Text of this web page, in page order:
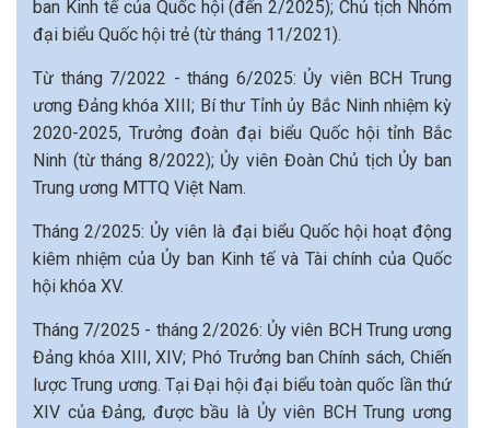
ban Kinh tế của Quốc hội (đến 2/2025); Chủ tịch Nhóm
đại biểu Quốc hội trẻ (từ tháng 11/2021).
Từ tháng 7/2022 - tháng 6/2025: Ủy viên BCH Trung
ương Đảng khóa XIII; Bí thư Tỉnh ủy Bắc Ninh nhiệm kỳ
2020-2025, Trưởng đoàn đại biểu Quốc hội tỉnh Bắc
Ninh (từ tháng 8/2022); Ủy viên Đoàn Chủ tịch Ủy ban
Trung ương MTTQ Việt Nam.
Tháng 2/2025: Ủy viên là đại biểu Quốc hội hoạt động
kiêm nhiệm của Ủy ban Kinh tế và Tài chính của Quốc
hội khóa XV.
Tháng 7/2025 - tháng 2/2026: Ủy viên BCH Trung ương
Đảng khóa XIII, XIV; Phó Trưởng ban Chính sách, Chiến
lược Trung ương. Tại Đại hội đại biểu toàn quốc lần thứ
XIV của Đảng, được bầu là Ủy viên BCH Trung ương